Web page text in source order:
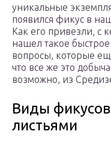
уникальные
появился фикус в
Как его привезли, с
нашел такое
вопросы, которые
что все же это
возможно, из
Виды
листьями